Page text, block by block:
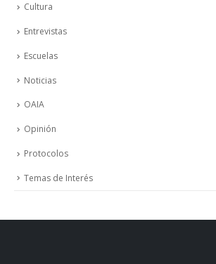
Cultura
Entrevistas
Escuelas
Noticias
OAIA
Opinión
Protocolos
Temas de Interés